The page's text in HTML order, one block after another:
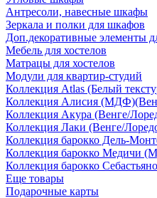
Антресоли, навесные шкафы
Зеркала и полки для шкафов
Доп.декоративные элементы
Мебель для хостелов
Матрацы для хостелов
Модули для квартир-студий
Коллекция Atlas (Белый
Коллекция Алисия
Коллекция Акура (Венге/
Коллекция Лаки (Венге/
Коллекция барокко Дель-
Коллекция барокко Медичи
Коллекция барокко
Еще товары
Подарочные карты